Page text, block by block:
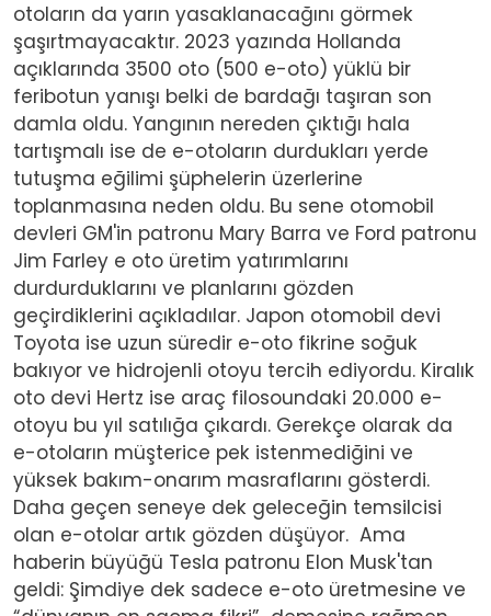
otoların da yarın yasaklanacağını görmek
şaşırtmayacaktır. 2023 yazında Hollanda
açıklarında 3500 oto (500 e-oto) yüklü bir
feribotun yanışı belki de bardağı taşıran son
damla oldu. Yangının nereden çıktığı hala
tartışmalı ise de e-otoların durdukları yerde
tutuşma eğilimi şüphelerin üzerlerine
toplanmasına neden oldu. Bu sene otomobil
devleri GM'in patronu Mary Barra ve Ford patronu
Jim Farley e oto üretim yatırımlarını
durdurduklarını ve planlarını gözden
geçirdiklerini açıkladılar. Japon otomobil devi
Toyota ise uzun süredir e-oto fikrine soğuk
bakıyor ve hidrojenli otoyu tercih ediyordu. Kiralık
oto devi Hertz ise araç filosoundaki 20.000 e-
otoyu bu yıl satılığa çıkardı. Gerekçe olarak da
e-otoların müşterice pek istenmediğini ve
yüksek bakım-onarım masraflarını gösterdi.
Daha geçen seneye dek geleceğin temsilcisi
olan e-otolar artık gözden düşüyor. Ama
haberin büyüğü Tesla patronu Elon Musk'tan
geldi: Şimdiye dek sadece e-oto üretmesine ve